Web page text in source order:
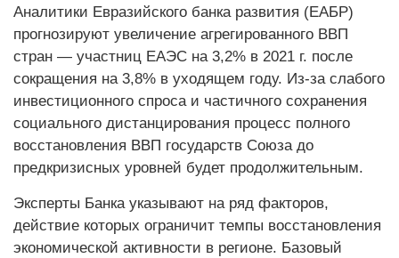
Аналитики Евразийского банка развития (ЕАБР)
прогнозируют увеличение агрегированного ВВП
стран — участниц ЕАЭС на 3,2% в 2021 г. после
сокращения на 3,8% в уходящем году. Из-за слабого
инвестиционного спроса и частичного сохранения
социального дистанцирования процесс полного
восстановления ВВП государств Союза до
предкризисных уровней будет продолжительным.
Эксперты Банка указывают на ряд факторов,
действие которых ограничит темпы восстановления
экономической активности в регионе. Базовый